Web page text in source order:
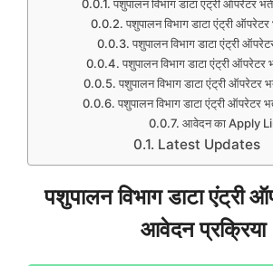
पशुपालन विभाग डाटा एंट्री ऑपरेटर
पशुपालन विभाग डाटा एंट्री
पशुपालन विभाग डाटा एंट्री
पशुपालन विभाग डाटा एंट्री ऑपरेटर
पशुपालन विभाग डाटा एंट्री ऑपरेटर
पशुपालन विभाग डाटा एंट्री ऑपरेटर
आवेदन का Apply
Latest Updates
पशुपालन विभाग डाटा एंट्री
आवेदन प्रक्रिया